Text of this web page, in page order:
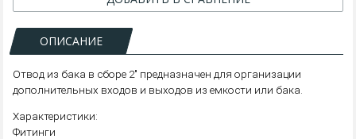
ОПИСАНИЕ
Отвод из бака в сборе 2" предназначен для организации
дополнительных входов и выходов из емкости или бака.
Характеристики:
Фитинги